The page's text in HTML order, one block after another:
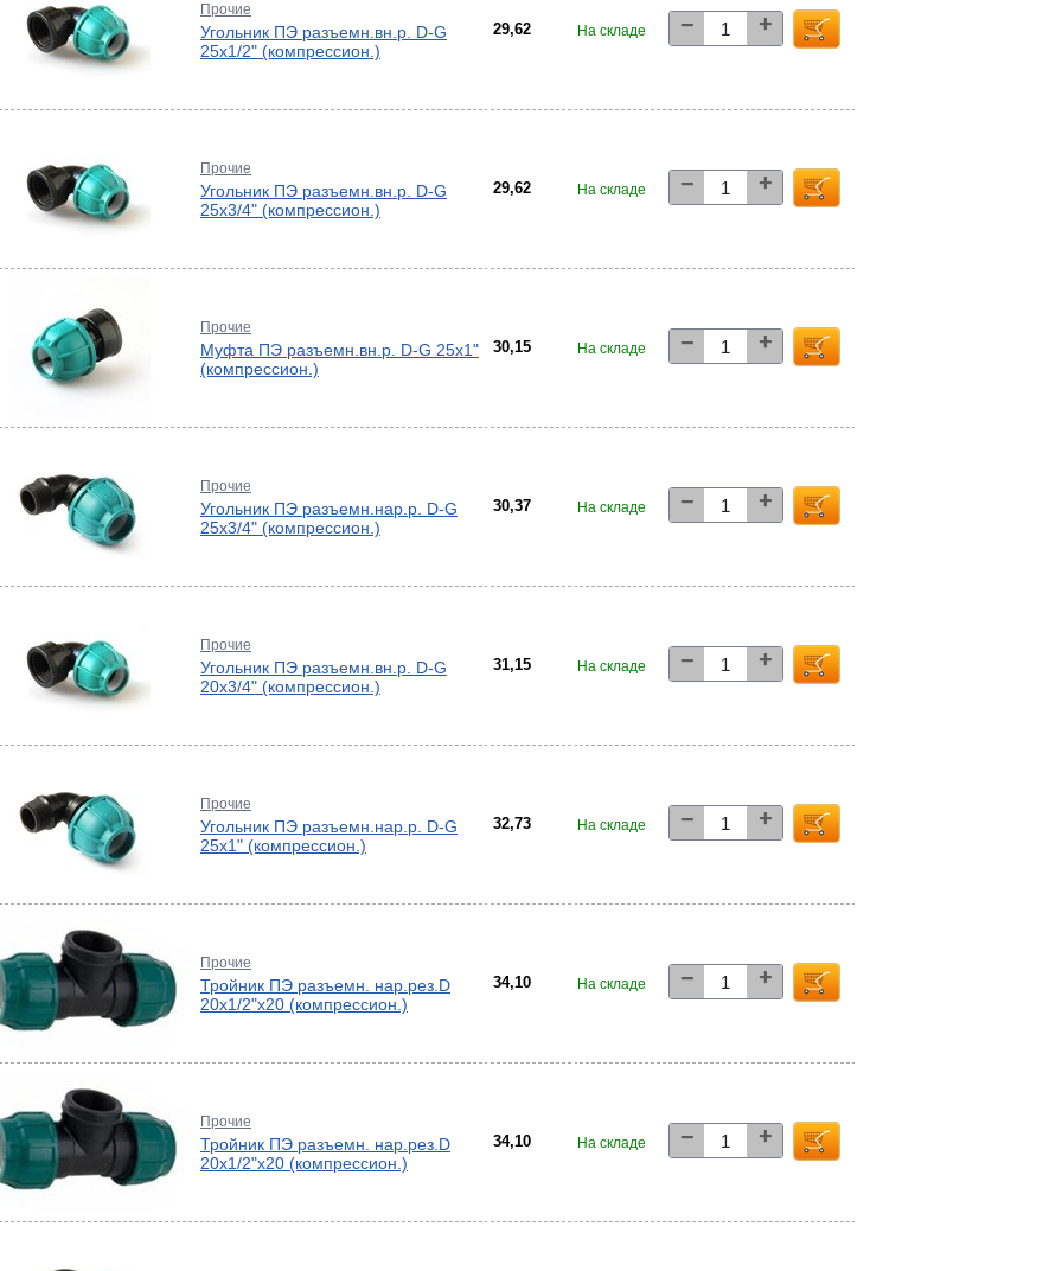
Прочие
Угольник ПЭ разъемн.вн.р. D-G
25х1/2" (компрессион.)
29,62 На складе − +
Прочие
Угольник ПЭ разъемн.вн.р. D-G
25х3/4" (компрессион.)
29,62 На складе − +
Прочие
Муфта ПЭ разъемн.вн.р. D-G 25х1"
(компрессион.)
30,15 На складе − +
Прочие
Угольник ПЭ разъемн.нар.р. D-G
25х3/4" (компрессион.)
30,37 На складе − +
Прочие
Угольник ПЭ разъемн.вн.р. D-G
20х3/4" (компрессион.)
31,15 На складе − +
Прочие
Угольник ПЭ разъемн.нар.р. D-G
25х1" (компрессион.)
32,73 На складе − +
Прочие
Тройник ПЭ разъемн. нар.рез.D
20х1/2"х20 (компрессион.)
34,10 На складе − +
Прочие
Тройник ПЭ разъемн. нар.рез.D
20х1/2"х20 (компрессион.)
34,10 На складе − +